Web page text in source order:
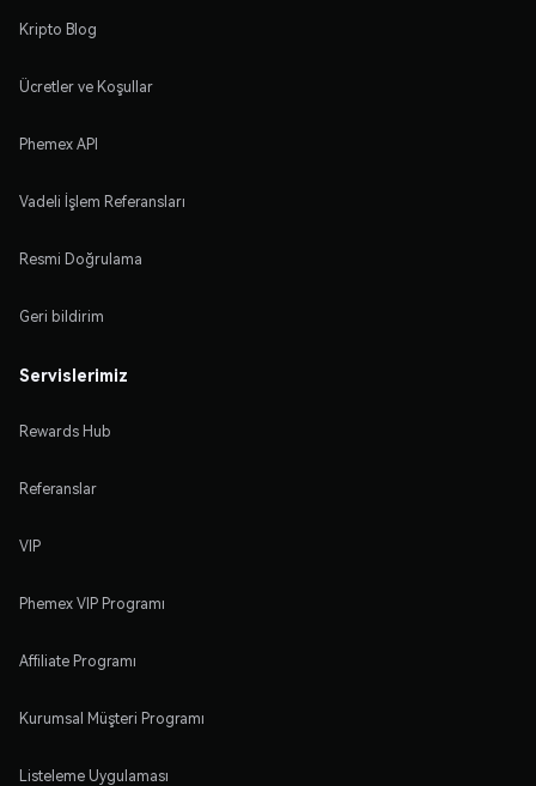
Kripto Blog
Ücretler ve Koşullar
Phemex API
Vadeli İşlem Referansları
Resmi Doğrulama
Geri bildirim
Servislerimiz
Rewards Hub
Referanslar
VIP
Phemex VIP Programı
Affiliate Programı
Kurumsal Müşteri Programı
Listeleme Uygulaması